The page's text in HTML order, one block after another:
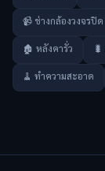
📹 ช่างกล้องวงจรปิด
🏚️ หลังคารั่ว
🧹 ทำความสะอาด